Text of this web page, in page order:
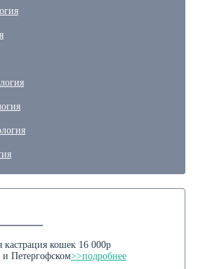
кастрация кошек 16 000р
Петергофском>>подробнее